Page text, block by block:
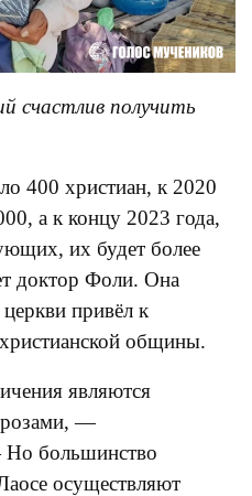
счастлив получить
400 христиан, к 2020
а к концу 2023 года,
их будет более
доктор Фоли. Она
привёл к
общины.
являются
—
большинство
осуществляют